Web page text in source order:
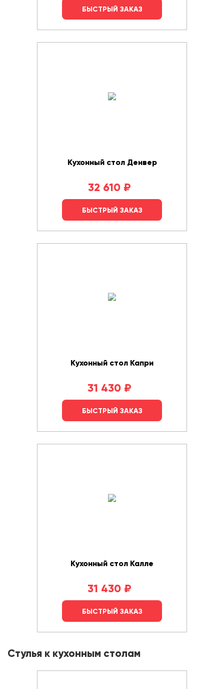
БЫСТРЫЙ ЗАКАЗ
Кухонный стол Денвер
32 610 ₽
БЫСТРЫЙ ЗАКАЗ
Кухонный стол Капри
31 430 ₽
БЫСТРЫЙ ЗАКАЗ
Кухонный стол Калле
31 430 ₽
БЫСТРЫЙ ЗАКАЗ
Стулья к кухонным столам